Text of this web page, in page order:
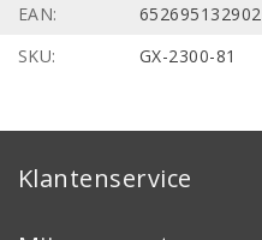
EAN:
652695132902
SKU:
GX-2300-81
Klantenservice